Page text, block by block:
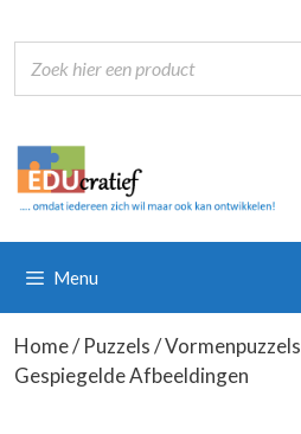
naar
inhoud
Menu
Home/Puzzels/Vormenpuzzels
Gespiegelde Afbeeldingen